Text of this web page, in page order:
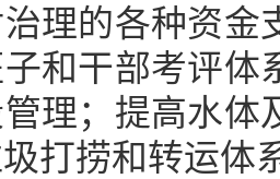
理的各种资
和干部考评体
理；提高水体
打捞和转运体